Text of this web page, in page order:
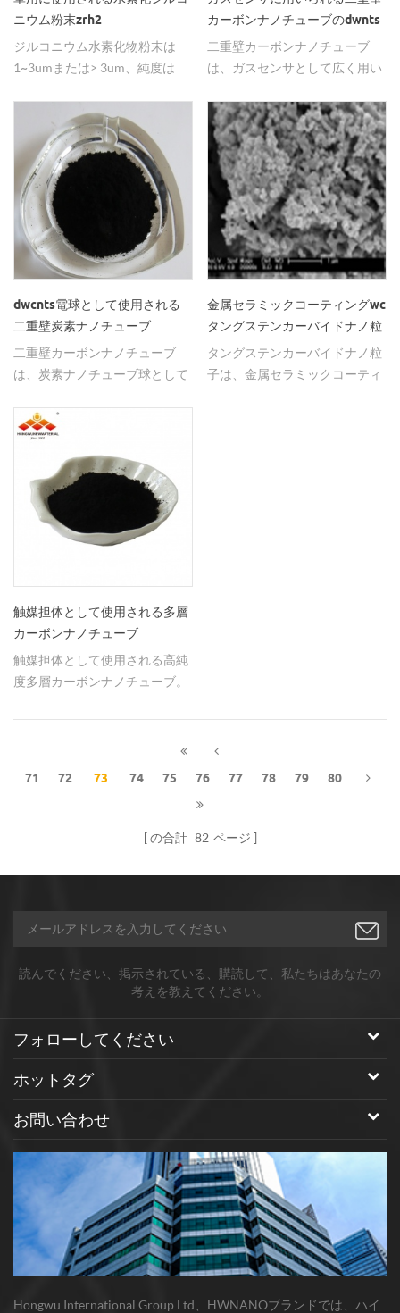
ニウム粉末zrh2
ジルコニウム水素化物粉末は
1~3umまたは> 3um、純度は
く使用される。
カーボンナノチューブのdwnts
二重壁カーボンナノチューブ
は、ガスセンサとして広く用い
dwcnts電球として使用される
二重壁炭素ナノチューブ
二重壁カーボンナノチューブ
は、炭素ナノチューブ球として
長い管5-20umを有する。
金属セラミックコーティングwc
タングステンカーバイドナノ粒
子
タングステンカーバイドナノ粒
子は、金属セラミックコーティ
触媒担体として使用される多層
カーボンナノチューブ
触媒担体として使用される高純
度多層カーボンナノチューブ。
71 72 73 74 75 76 77 78 79 80
の合計 82 ページ
読んでください、掲示されている、購読して、私たちはあなたの
考えを教えてください。
フォローしてください
ホットタグ
お問い合わせ
Hongwu International Group Ltd、HWNANOブランドでは、ハイ